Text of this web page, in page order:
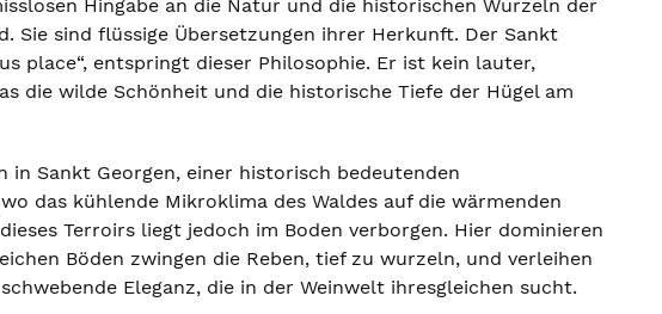
Hingabe an die Natur und die historischen Wurzeln der
Sie sind flüssige Übersetzungen ihrer Herkunft. Der Sankt
place“, entspringt dieser Philosophie. Er ist kein lauter,
die wilde Schönheit und die historische Tiefe der Hügel am
in Sankt Georgen, einer historisch bedeutenden
das kühlende Mikroklima des Waldes auf die wärmenden
Terroirs liegt jedoch im Boden verborgen. Hier dominieren
Böden zwingen die Reben, tief zu wurzeln, und verleihen
Eleganz, die in der Weinwelt ihresgleichen sucht.